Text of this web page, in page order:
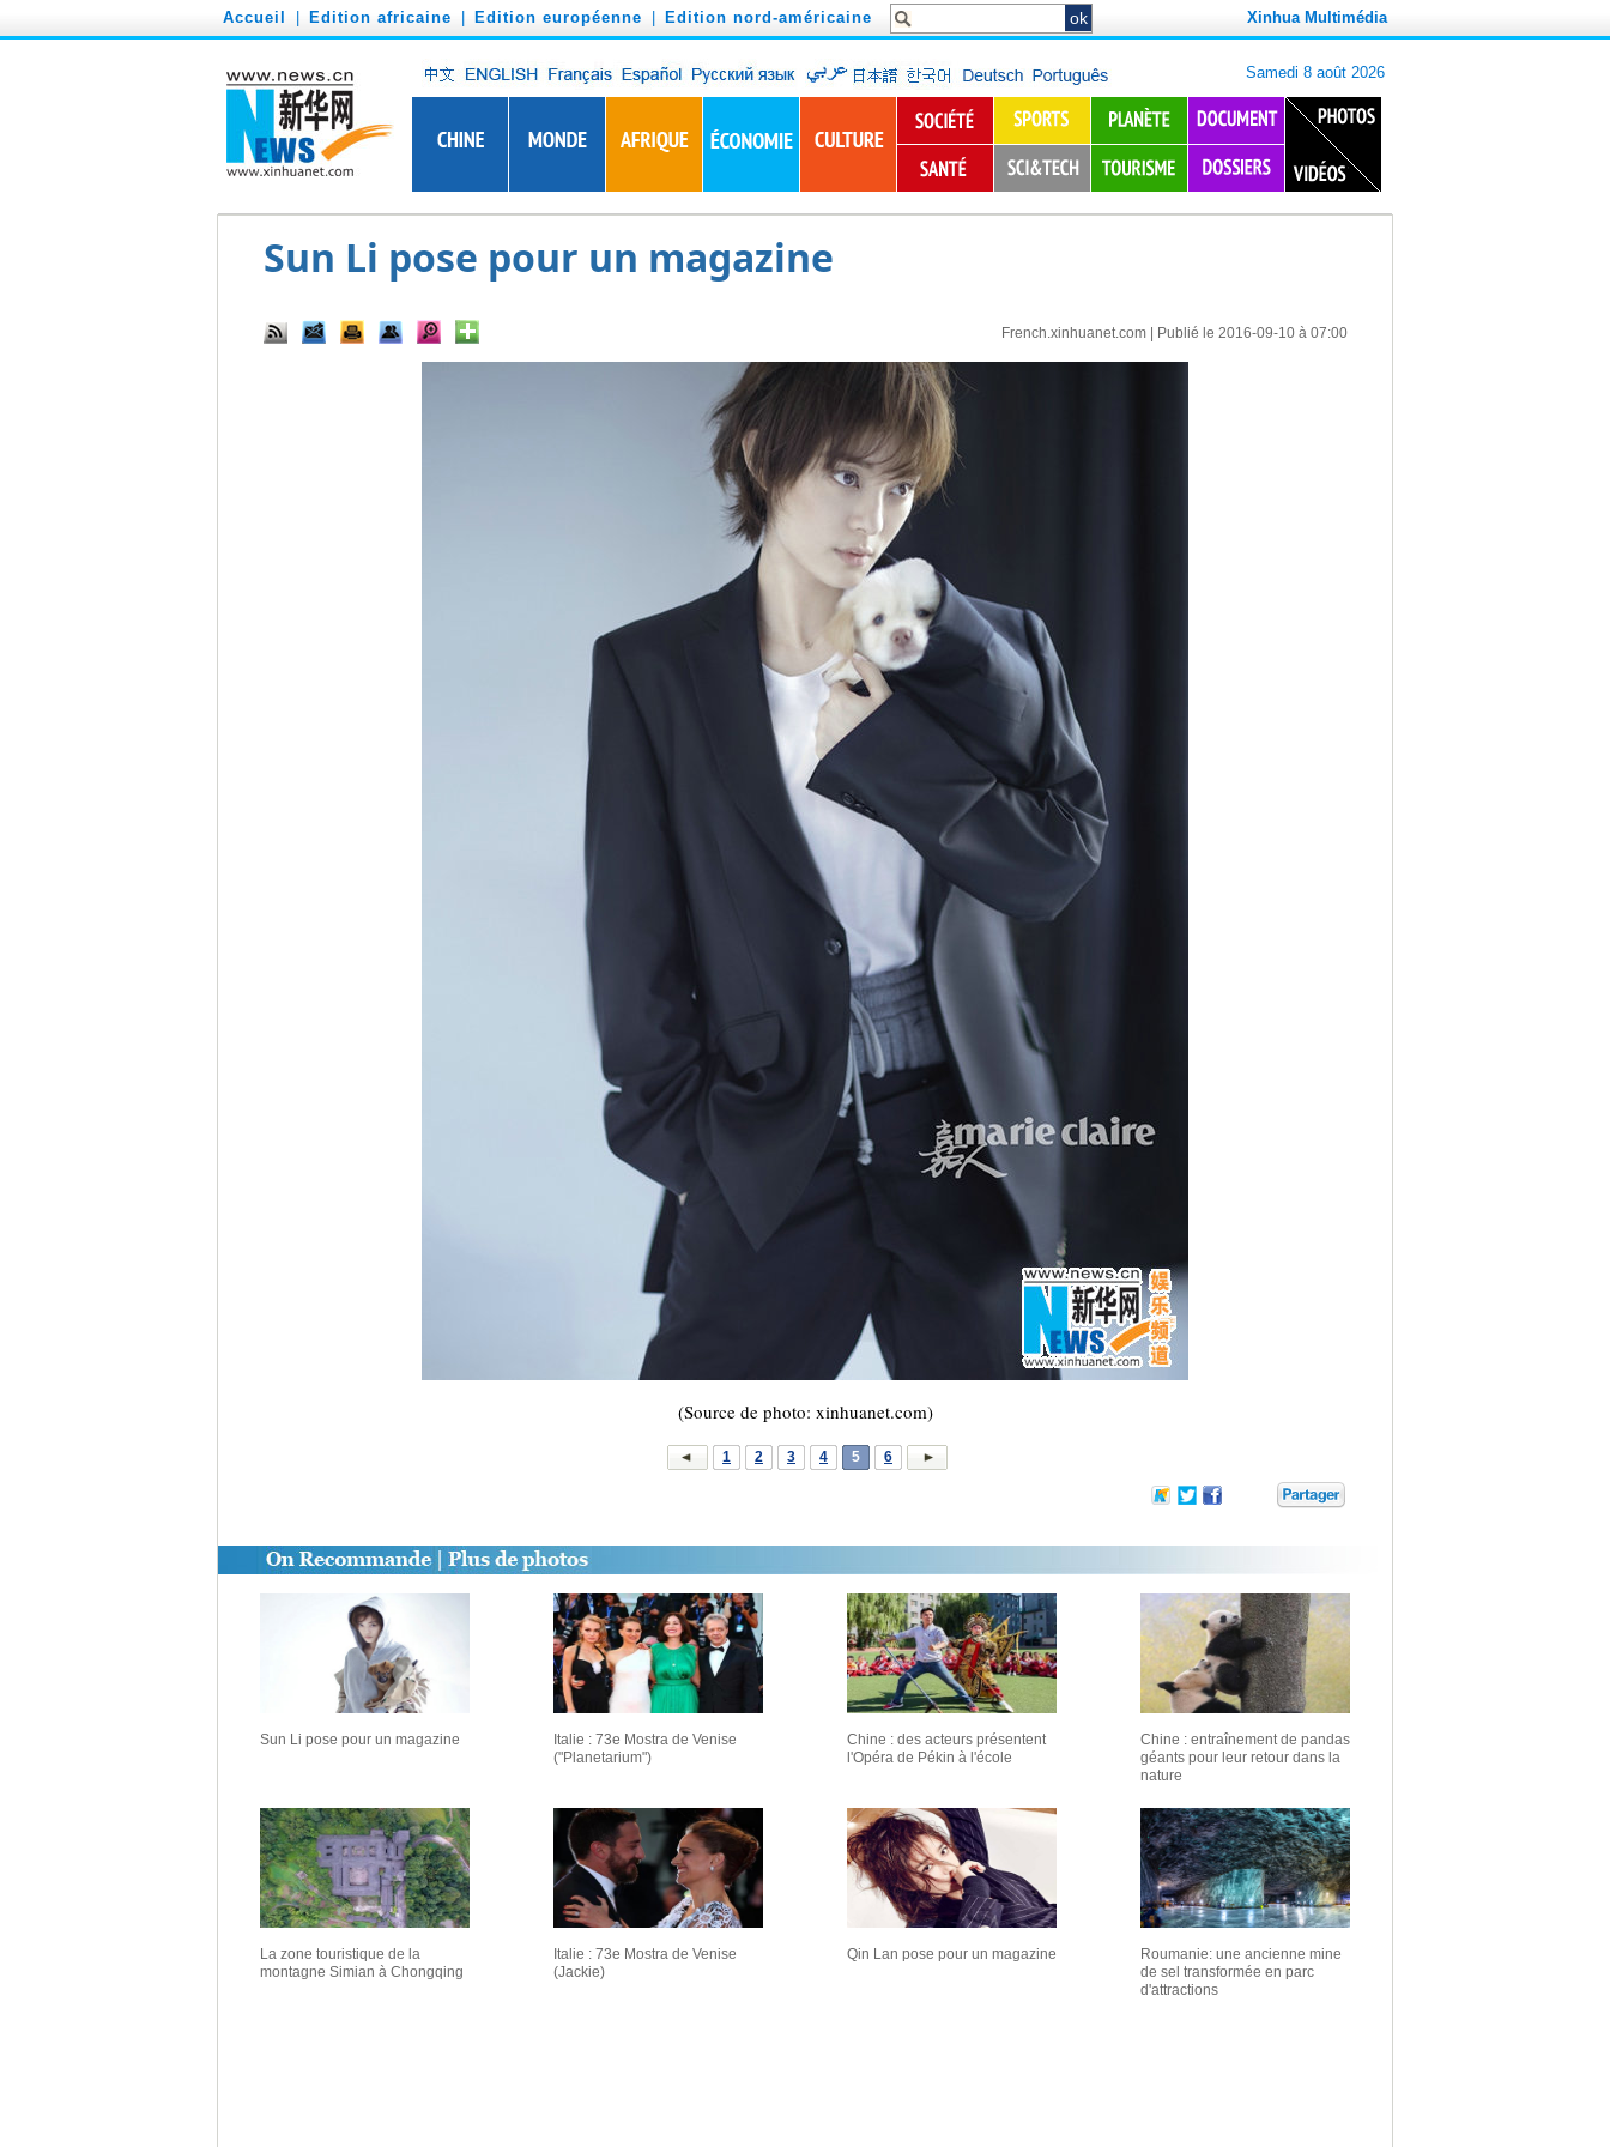
Accueil Edition africaine Edition européenne Edition nord-américaine Xinhua Multimédia
Sun Li pose pour un magazine
French.xinhuanet.com| Publié le 2016-09-10 à 07:00
(Source de photo: xinhuanet.com)
1 2 3 4 5 6
Sun Li pose pour un magazine
Italie : 73e Mostra de Venise
("Planetarium")
Chine : des acteurs présentent
l'Opéra de Pékin à l'école
Chine : entraînement de pandas
géants pour leur retour dans la
nature
La zone touristique de la
montagne Simian à Chongqing
Italie : 73e Mostra de Venise
(Jackie)
Qin Lan pose pour un magazine
Roumanie: une ancienne mine
de sel transformée en parc
d'attractions